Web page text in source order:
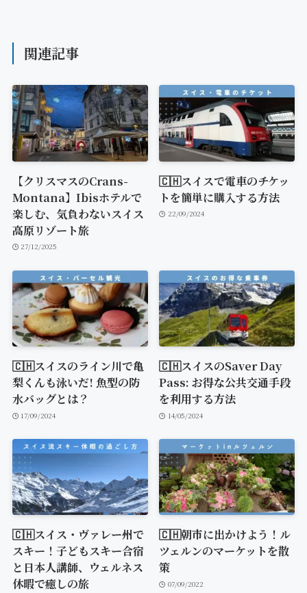
関連記事
【クリスマスのCrans-
Montana】Ibisホテルで
楽しむ、気負わないスイス
高原リゾート旅
27/12/2025
🇨🇭スイスで電車のチケッ
トを簡単に購入する方法
22/09/2024
🇨🇭スイスのライン川で亀
梨くんも泳いだ! 魚型の防
水バッグとは？
17/09/2024
🇨🇭スイスのSaver Day
Pass: お得な公共交通手段
を利用する方法
14/05/2024
🇨🇭スイス・ヴァレー州で
スキー！子どもスキー合宿
と日本人講師、ウェルネス
休暇で癒しの旅
🇨🇭朝市に出かけよう！ル
ツェルンのマーケットを散
策
07/09/2022